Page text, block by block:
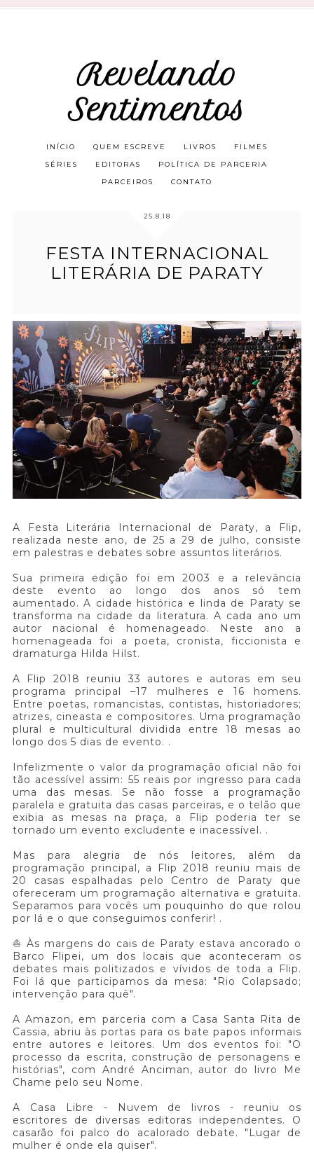
Revelando
Sentimentos
INÍCIO QUEM ESCREVE LIVROS FILMES
SÉRIES EDITORAS POLÍTICA DE PARCERIA
PARCEIROS CONTATO
25.8.18
FESTA INTERNACIONAL
LITERÁRIA DE PARATY
A Festa Literária Internacional de Paraty, a Flip,
realizada neste ano, de 25 a 29 de julho, consiste
em palestras e debates sobre assuntos literários.
Sua primeira edição foi em 2003 e a relevância
deste evento ao longo dos anos só tem
aumentado. A cidade histórica e linda de Paraty se
transforma na cidade da literatura. A cada ano um
autor nacional é homenageado. Neste ano a
homenageada foi a poeta, cronista, ficcionista e
dramaturga Hilda Hilst.
A Flip 2018 reuniu 33 autores e autoras em seu
programa principal –17 mulheres e 16 homens.
Entre poetas, romancistas, contistas, historiadores;
atrizes, cineasta e compositores. Uma programação
plural e multicultural dividida entre 18 mesas ao
longo dos 5 dias de evento. .
Infelizmente o valor da programação oficial não foi
tão acessível assim: 55 reais por ingresso para cada
uma das mesas. Se não fosse a programação
paralela e gratuita das casas parceiras, e o telão que
exibia as mesas na praça, a Flip poderia ter se
tornado um evento excludente e inacessível. .
Mas para alegria de nós leitores, além da
programação principal, a Flip 2018 reuniu mais de
20 casas espalhadas pelo Centro de Paraty que
ofereceram um programação alternativa e gratuita.
Separamos para vocês um pouquinho do que rolou
por lá e o que conseguimos conferir! .
⛵ Às margens do cais de Paraty estava ancorado o
Barco Flipei, um dos locais que aconteceram os
debates mais politizados e vívidos de toda a Flip.
Foi lá que participamos da mesa: "Rio Colapsado;
intervenção para quê".
A Amazon, em parceria com a Casa Santa Rita de
Cassia, abriu às portas para os bate papos informais
entre autores e leitores. Um dos eventos foi: "O
processo da escrita, construção de personagens e
histórias", com André Anciman, autor do livro Me
Chame pelo seu Nome.
A Casa Libre - Nuvem de livros - reuniu os
escritores de diversas editoras independentes. O
casarão foi palco do acalorado debate. "Lugar de
mulher é onde ela quiser".